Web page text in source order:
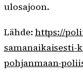
ulosajoon.
Lähde: https://
samanaikaisesti-
pohjanmaan-